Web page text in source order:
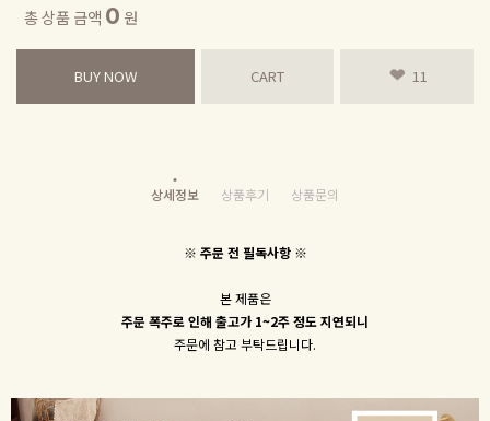
총 상품 금액 0 원
BUY NOW CART 11
상세정보 상품후기 상품문의
※ 주문 전 필독사항 ※
본 제품은
주문 폭주로 인해 출고가 1~2주 정도 지연되니
주문에 참고 부탁드립니다.